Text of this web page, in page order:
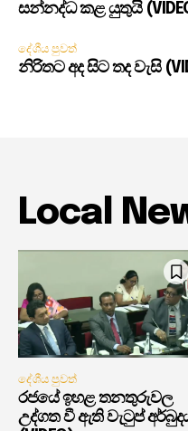
සන්නද්ධ කළ යුතුයි
දේශීය පුවත්
නිරිතට අද සිට තද වැසි
Local
දේශීය පුවත්
රජයේ ඉහළ තනතුරුවල
උද්ගත වී ඇති වැටුප්